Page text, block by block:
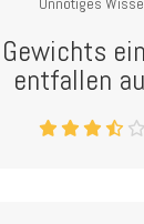
entfallen